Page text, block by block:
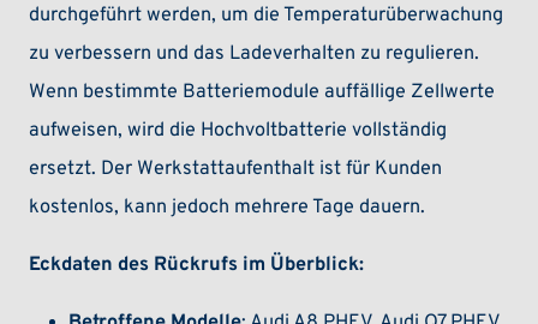
durchgeführt werden, um die Temperaturüberwachung
zu verbessern und das Ladeverhalten zu regulieren.
Wenn bestimmte Batteriemodule auffällige Zellwerte
aufweisen, wird die Hochvoltbatterie vollständig
ersetzt. Der Werkstattaufenthalt ist für Kunden
kostenlos, kann jedoch mehrere Tage dauern.
Eckdaten des Rückrufs im Überblick: